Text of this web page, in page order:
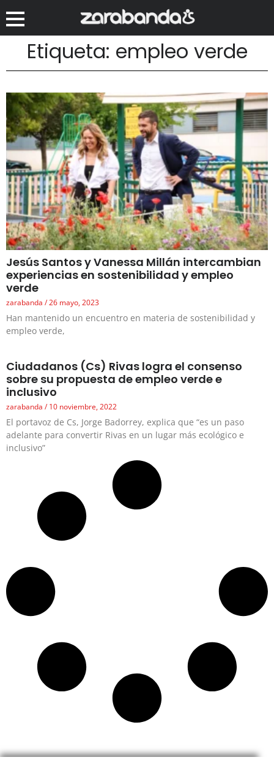
Etiqueta: empleo verde
Jesús Santos y Vanessa Millán intercambian
experiencias en sostenibilidad y empleo
verde
zarabanda 26 mayo, 2023
Han mantenido un encuentro en materia de sostenibilidad y
empleo verde,
Ciudadanos (Cs) Rivas logra el consenso
sobre su propuesta de empleo verde e
inclusivo
zarabanda 10 noviembre, 2022
El portavoz de Cs, Jorge Badorrey, explica que “es un paso
adelante para convertir Rivas en un lugar más ecológico e
inclusivo”